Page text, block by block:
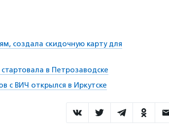
создала скидочную карту для
в Петрозаводске
с ВИЧ открылся в Иркутске